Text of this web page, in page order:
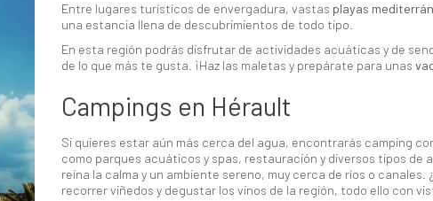
Entre lugares turísticos de envergadura, vastas playas
una estancia llena de descubrimientos de todo tipo.
En esta región podrás disfrutar de actividades acuáticas y de
de lo que más te gusta. ¡Haz las maletas y prepárate para unas
Campings en Hérault
Si quieres estar aún más cerca del agua, encontrarás camping
como parques acuáticos y spas, restauración y diversos tipos
reina la calma y un ambiente sereno, muy cerca de ríos o
recorrer viñedos y degustar los vinos de la región, todo ello con